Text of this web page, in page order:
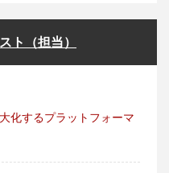
ト（担当）
化するプラットフォーマ